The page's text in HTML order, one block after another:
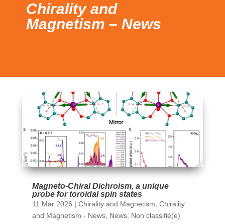
Chirality and
Magnetism – News
Magneto-Chiral Dichroism, a unique
probe for toroidal spin states
11 Mar 2026 | Chirality and Magnetism Chirality
and Magnetism - News, News, Non classifié(e)